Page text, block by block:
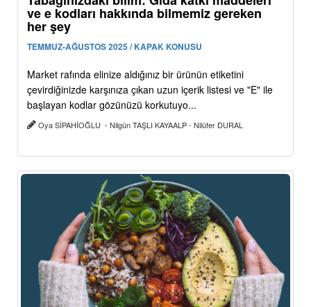
ve e kodları hakkında bilmemiz gereken
her şey
TEMMUZ-AĞUSTOS 2025 / KAPAK KONUSU
Market rafında elinize aldığınız bir ürünün etiketini
çevirdiğinizde karşınıza çıkan uzun içerik listesi ve "E" ile
başlayan kodlar gözünüzü korkutuyo...
Oya SİPAHİOĞLU - Nilgün TAŞLI KAYAALP - Nilüfer DURAL